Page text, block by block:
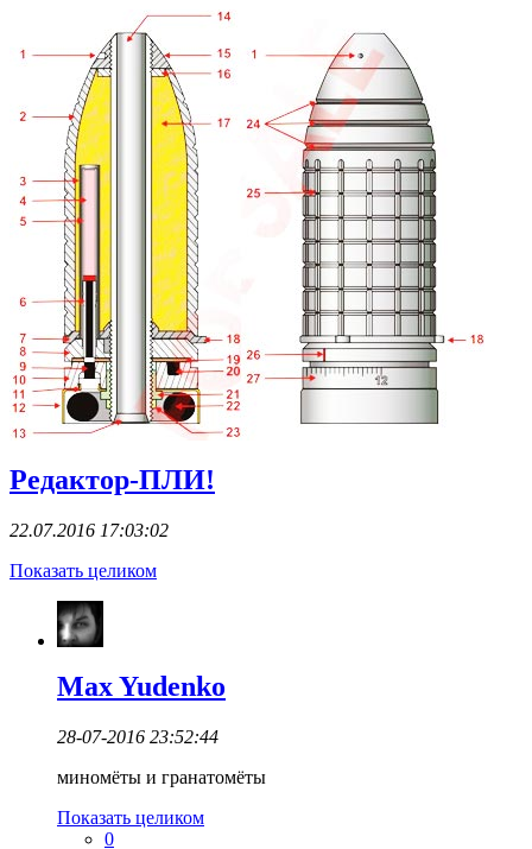
Редактор-ПЛИ!
22.07.2016 17:03:02
Показать целиком
Max Yudenko
28-07-2016 23:52:44
миномёты и гранатомёты
Показать целиком
0